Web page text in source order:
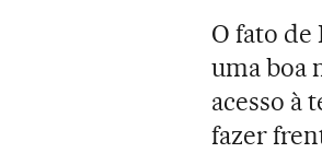
O fato de
uma boa
acesso à
fazer